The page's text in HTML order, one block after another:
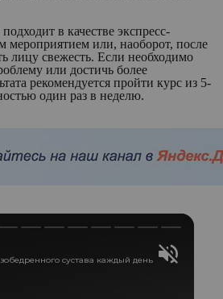
в качестве экспресс-
или, наоборот, после
лицу свежесть. Если необходимо
или достичь более
рекомендуется пройти курс из 5-
один раз в неделю.